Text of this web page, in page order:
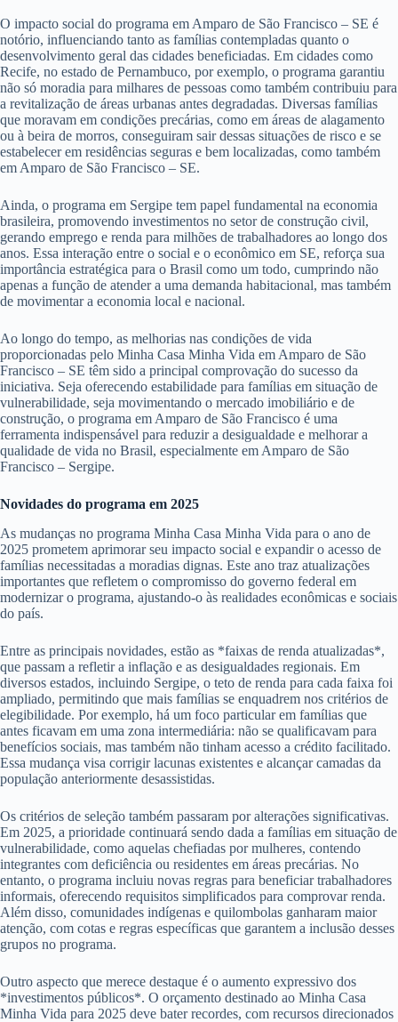
O impacto social do programa em Amparo de São Francisco – SE é
notório, influenciando tanto as famílias contempladas quanto o
desenvolvimento geral das cidades beneficiadas. Em cidades como
Recife, no estado de Pernambuco, por exemplo, o programa garantiu
não só moradia para milhares de pessoas como também contribuiu para
a revitalização de áreas urbanas antes degradadas. Diversas famílias
que moravam em condições precárias, como em áreas de alagamento
ou à beira de morros, conseguiram sair dessas situações de risco e se
estabelecer em residências seguras e bem localizadas, como também
em Amparo de São Francisco – SE.
Ainda, o programa em Sergipe tem papel fundamental na economia
brasileira, promovendo investimentos no setor de construção civil,
gerando emprego e renda para milhões de trabalhadores ao longo dos
anos. Essa interação entre o social e o econômico em SE, reforça sua
importância estratégica para o Brasil como um todo, cumprindo não
apenas a função de atender a uma demanda habitacional, mas também
de movimentar a economia local e nacional.
Ao longo do tempo, as melhorias nas condições de vida
proporcionadas pelo Minha Casa Minha Vida em Amparo de São
Francisco – SE têm sido a principal comprovação do sucesso da
iniciativa. Seja oferecendo estabilidade para famílias em situação de
vulnerabilidade, seja movimentando o mercado imobiliário e de
construção, o programa em Amparo de São Francisco é uma
ferramenta indispensável para reduzir a desigualdade e melhorar a
qualidade de vida no Brasil, especialmente em Amparo de São
Francisco – Sergipe.
Novidades do programa em 2025
As mudanças no programa Minha Casa Minha Vida para o ano de
2025 prometem aprimorar seu impacto social e expandir o acesso de
famílias necessitadas a moradias dignas. Este ano traz atualizações
importantes que refletem o compromisso do governo federal em
modernizar o programa, ajustando-o às realidades econômicas e sociais
do país.
Entre as principais novidades, estão as *faixas de renda atualizadas*,
que passam a refletir a inflação e as desigualdades regionais. Em
diversos estados, incluindo Sergipe, o teto de renda para cada faixa foi
ampliado, permitindo que mais famílias se enquadrem nos critérios de
elegibilidade. Por exemplo, há um foco particular em famílias que
antes ficavam em uma zona intermediária: não se qualificavam para
benefícios sociais, mas também não tinham acesso a crédito facilitado.
Essa mudança visa corrigir lacunas existentes e alcançar camadas da
população anteriormente desassistidas.
Os critérios de seleção também passaram por alterações significativas.
Em 2025, a prioridade continuará sendo dada a famílias em situação de
vulnerabilidade, como aquelas chefiadas por mulheres, contendo
integrantes com deficiência ou residentes em áreas precárias. No
entanto, o programa incluiu novas regras para beneficiar trabalhadores
informais, oferecendo requisitos simplificados para comprovar renda.
Além disso, comunidades indígenas e quilombolas ganharam maior
atenção, com cotas e regras específicas que garantem a inclusão desses
grupos no programa.
Outro aspecto que merece destaque é o aumento expressivo dos
*investimentos públicos*. O orçamento destinado ao Minha Casa
Minha Vida para 2025 deve bater recordes, com recursos direcionados